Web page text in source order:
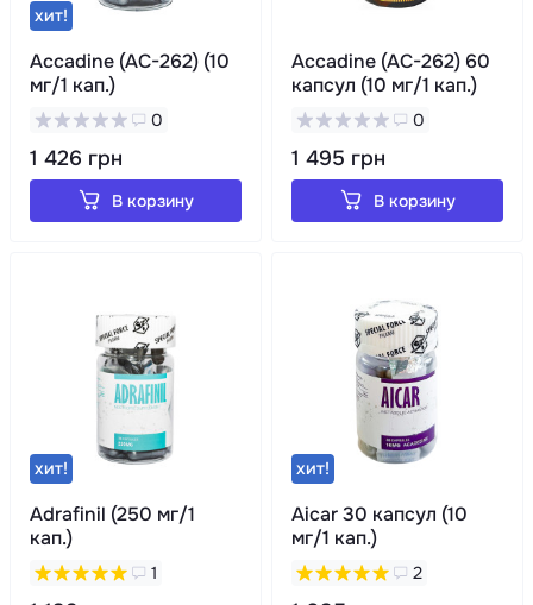
хит!
Accadine (AC-262) (10
мг/1 кап.)
0
1 426 грн
В корзину
Accadine (AC-262) 60
капсул (10 мг/1 кап.)
0
1 495 грн
В корзину
хит!
Adrafinil (250 мг/1
кап.)
1
хит!
Aicar 30 капсул (10
мг/1 кап.)
2